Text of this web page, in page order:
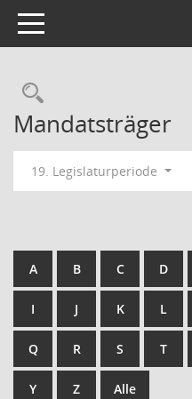
Toggle navigation
Mandatsträger
19. Legislaturperiode
A B C D
I J K L
Q R S T
Y Z Alle